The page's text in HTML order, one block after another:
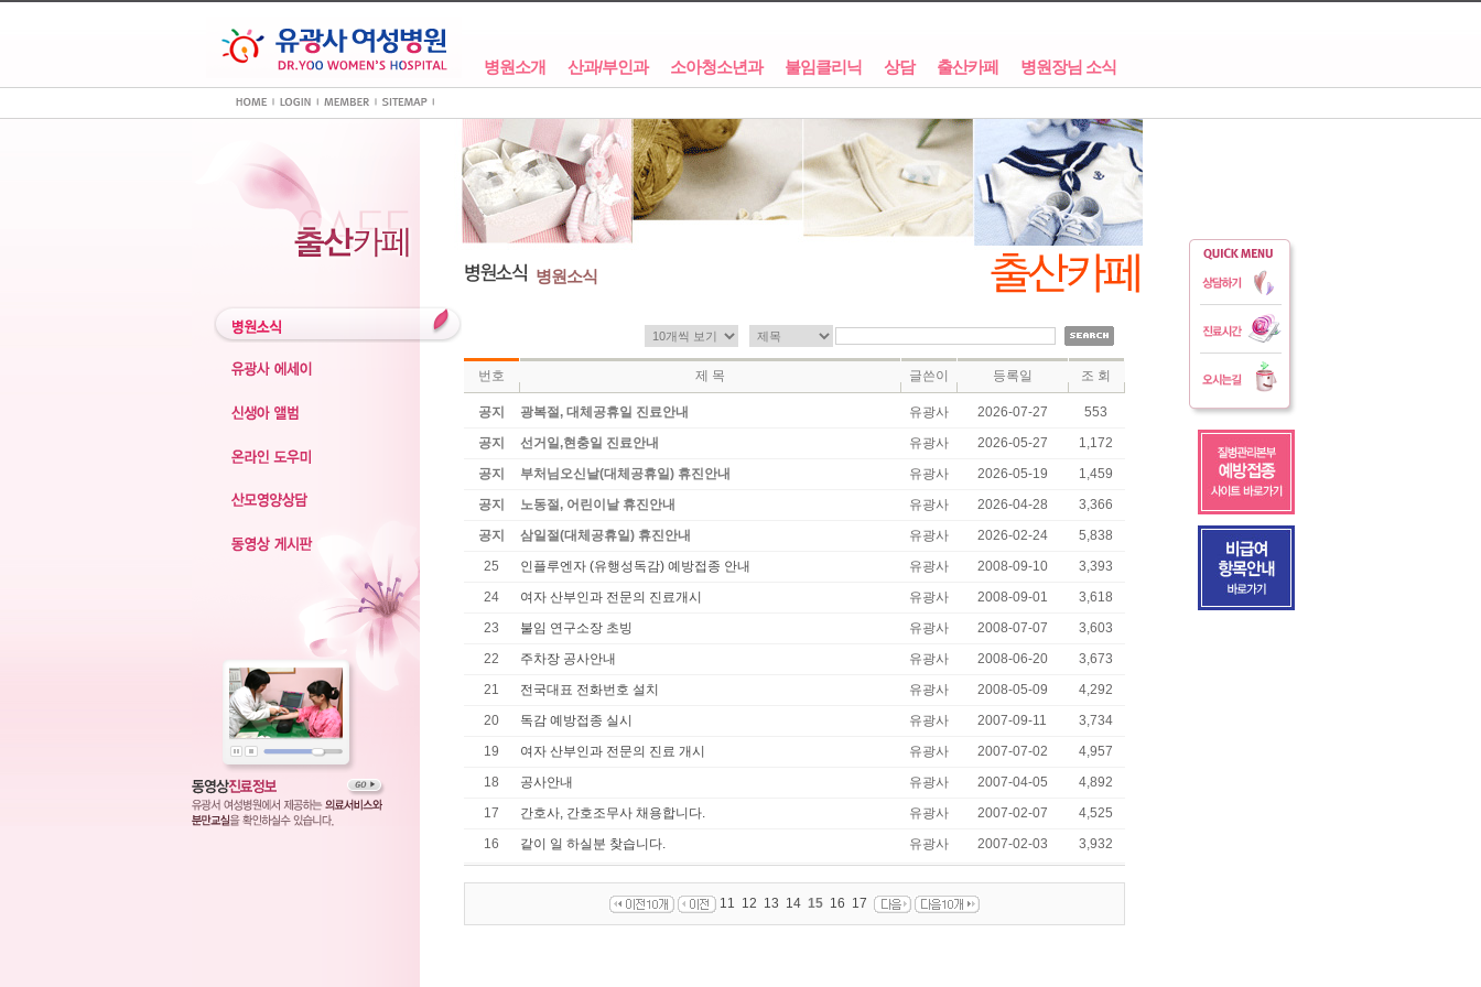
병원소개 산과/부인과 소아청소년과 불임클리닉 상담 출산카페 병원장님 소식
병원소식
번호 제 목 글쓴이 등록일 조 회
공지 광복절, 대체공휴일 진료안내 유광사 2026-07-27
553
공지
선거일,현충일 진료안내 유광사 2026-05-27
1,172
공지
부처님오신날(대체공휴일) 휴진안내 유광사 2026-05-19
1,459
공지
노동절, 어린이날 휴진안내 유광사 2026-04-28
3,366
공지
삼일절(대체공휴일) 휴진안내 유광사 2026-02-24
5,838
25
인플루엔자 (유행성독감) 예방접종 안내 유광사 2008-09-10
3,393
24
여자 산부인과 전문의 진료개시 유광사 2008-09-01
3,618
23
불임 연구소장 초빙 유광사 2008-07-07
3,603
22
주차장 공사안내 유광사 2008-06-20
3,673
21
전국대표 전화번호 설치 유광사 2008-05-09
4,292
20
독감 예방접종 실시 유광사 2007-09-11
3,734
19
여자 산부인과 전문의 진료 개시 유광사 2007-07-02
4,957
18
공사안내 유광사 2007-04-05
4,892
17
간호사, 간호조무사 채용합니다. 유광사 2007-02-07
4,525
16
같이 일 하실분 찾습니다. 유광사 2007-02-03 3,932
11 12 13 14 15 16 17